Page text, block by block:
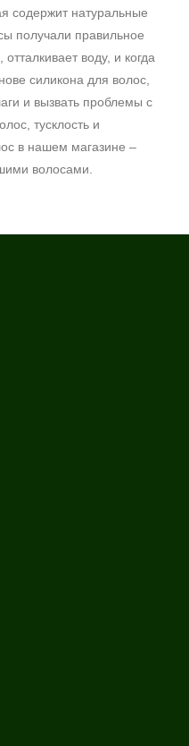
содержит натуральные
получали правильное
воду, и когда
силикона для волос,
и вызвать проблемы с
тусклость и
в нашем магазине –
волосами.